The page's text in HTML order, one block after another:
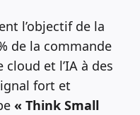
l’objectif de la
de la commande
et l’IA à des
fort et
« Think Small